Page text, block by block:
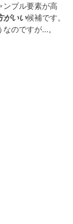
ンブル要素が高
がいい候補です。
のですが…。